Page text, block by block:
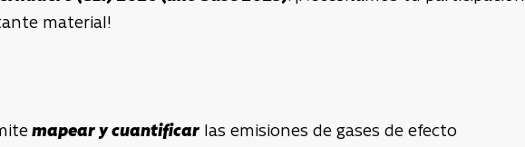
material!
mapear y cuantificar las emisiones de gases de efecto